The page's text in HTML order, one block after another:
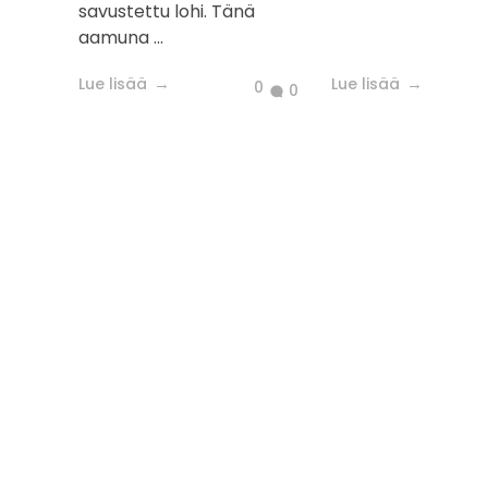
savustettu lohi. Tänä
aamuna ...
Lue lisää 0 0 Lue lisää